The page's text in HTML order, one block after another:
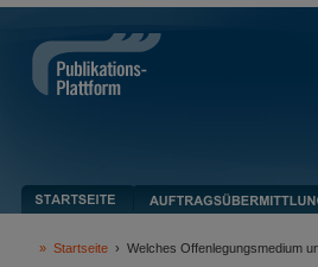
» Startseite › Welches Offenlegungsmedium